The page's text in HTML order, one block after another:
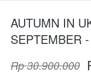
AUTUMN IN
SEPTEMBER
Rp 30.900.000